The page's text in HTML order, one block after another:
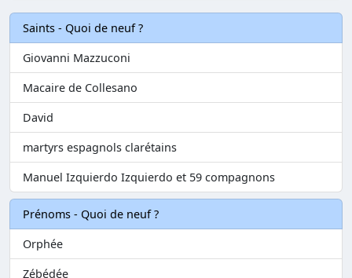
Saints - Quoi de neuf ?
Giovanni Mazzuconi
Macaire de Collesano
David
martyrs espagnols clarétains
Manuel Izquierdo Izquierdo et 59 compagnons
Prénoms - Quoi de neuf ?
Orphée
Zébédée